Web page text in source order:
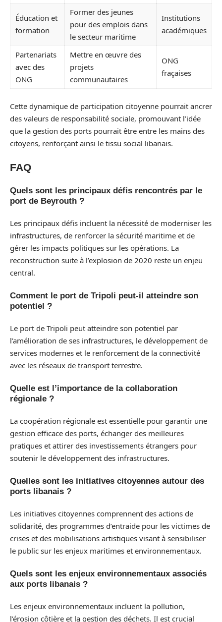
Éducation et
formation
Former des jeunes
pour des emplois dans
le secteur maritime
Institutions
académiques
Partenariats
avec des
ONG
Mettre en œuvre des
projets
communautaires
ONG
fraçaises
Cette dynamique de participation citoyenne pourrait ancrer
des valeurs de responsabilité sociale, promouvant l’idée
que la gestion des ports pourrait être entre les mains des
citoyens, renforçant ainsi le tissu social libanais.
FAQ
Quels sont les principaux défis rencontrés par le
port de Beyrouth ?
Les principaux défis incluent la nécessité de moderniser les
infrastructures, de renforcer la sécurité maritime et de
gérer les impacts politiques sur les opérations. La
reconstruction suite à l’explosion de 2020 reste un enjeu
central.
Comment le port de Tripoli peut-il atteindre son
potentiel ?
Le port de Tripoli peut atteindre son potentiel par
l’amélioration de ses infrastructures, le développement de
services modernes et le renforcement de la connectivité
avec les réseaux de transport terrestre.
Quelle est l’importance de la collaboration
régionale ?
La coopération régionale est essentielle pour garantir une
gestion efficace des ports, échanger des meilleures
pratiques et attirer des investissements étrangers pour
soutenir le développement des infrastructures.
Quelles sont les initiatives citoyennes autour des
ports libanais ?
Les initiatives citoyennes comprennent des actions de
solidarité, des programmes d’entraide pour les victimes de
crises et des mobilisations artistiques visant à sensibiliser
le public sur les enjeux maritimes et environnementaux.
Quels sont les enjeux environnementaux associés
aux ports libanais ?
Les enjeux environnementaux incluent la pollution,
l’érosion côtière et la gestion des déchets. Il est crucial